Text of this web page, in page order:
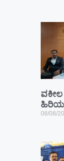
ವಕೀಲ
ಹಿರಿಯ
08/08/